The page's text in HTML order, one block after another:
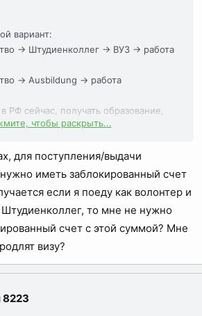
вариант:
→ Штудиенколлег → ВУЗ → работа
→ Ausbildung → работа
РФ сейчас, получать образование,
вариантом.
если где-то ошиблась.
чтобы раскрыть...
для поступления/выдачи
иметь заблокированный счет
если я поеду как волонтер и
то мне не нужно
счет с этой суммой? Мне
визу?